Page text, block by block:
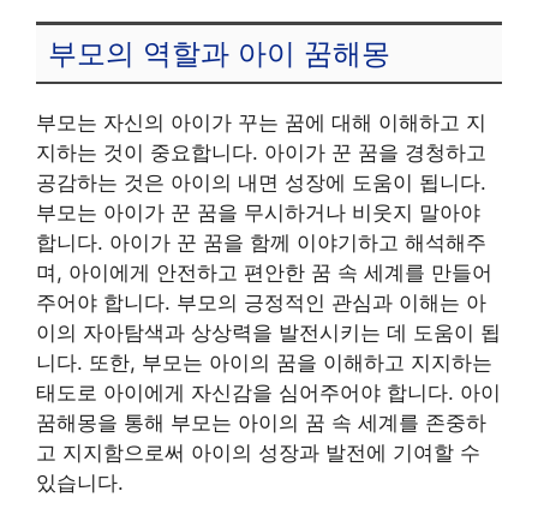
부모의 역할과 아이 꿈해몽
부모는 자신의 아이가 꾸는 꿈에 대해 이해하고 지
지하는 것이 중요합니다. 아이가 꾼 꿈을 경청하고
공감하는 것은 아이의 내면 성장에 도움이 됩니다.
부모는 아이가 꾼 꿈을 무시하거나 비웃지 말아야
합니다. 아이가 꾼 꿈을 함께 이야기하고 해석해주
며, 아이에게 안전하고 편안한 꿈 속 세계를 만들어
주어야 합니다. 부모의 긍정적인 관심과 이해는 아
이의 자아탐색과 상상력을 발전시키는 데 도움이 됩
니다. 또한, 부모는 아이의 꿈을 이해하고 지지하는
태도로 아이에게 자신감을 심어주어야 합니다. 아이
꿈해몽을 통해 부모는 아이의 꿈 속 세계를 존중하
고 지지함으로써 아이의 성장과 발전에 기여할 수
있습니다.